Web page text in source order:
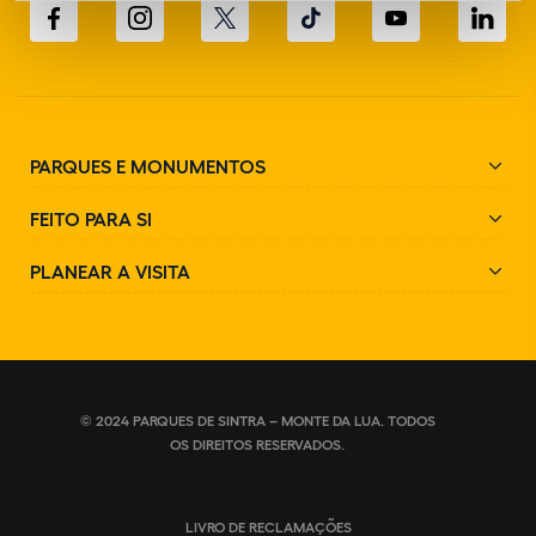
PARQUES E MONUMENTOS
FEITO PARA SI
PLANEAR A VISITA
© 2024 PARQUES DE SINTRA – MONTE DA LUA. TODOS
OS DIREITOS RESERVADOS.
LIVRO DE RECLAMAÇÕES